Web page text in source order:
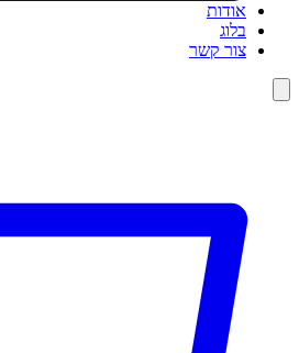
אודות
בלוג
צור קשר